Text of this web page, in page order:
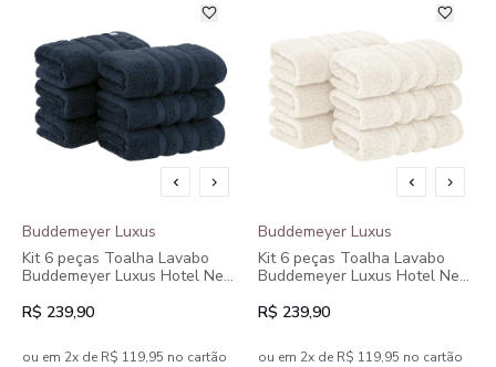
Buddemeyer Luxus
Kit 6 peças Toalha Lavabo
Buddemeyer Luxus Hotel New
R$ 239,90
ou em 2x de R$ 119,95 no cartão
Buddemeyer Luxus
Kit 6 peças Toalha Lavabo
Buddemeyer Luxus Hotel New
R$ 239,90
ou em 2x de R$ 119,95 no cartão